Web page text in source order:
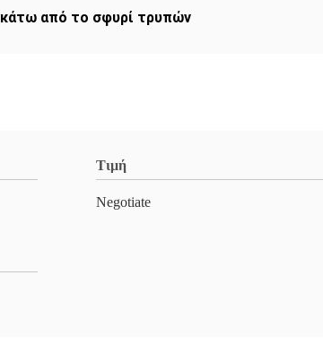
κάτω από το σφυρί τρυπών
Τιμή
Negotiate